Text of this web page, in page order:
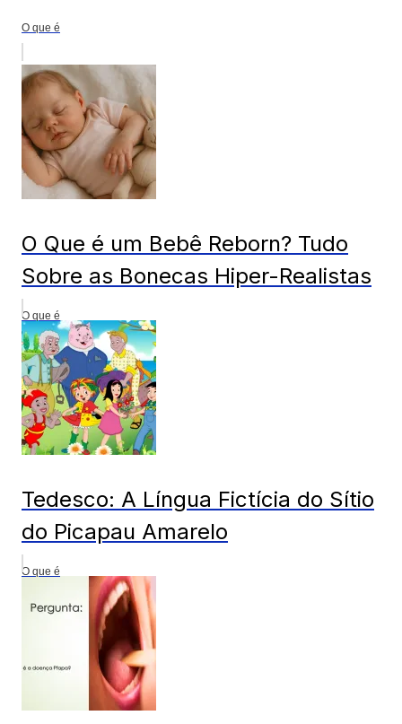
O que é
O Que é um Bebê Reborn? Tudo
Sobre as Bonecas Hiper-Realistas
O que é
Tedesco: A Língua Fictícia do Sítio
do Picapau Amarelo
O que é